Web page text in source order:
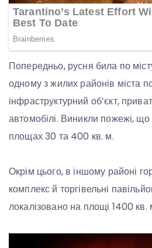
Попередньо, русня била по
одному з жилих районів міста
інфраструктурний об’єкт,
автомобілі. Виникли пожежі, що
площах 30 та 400 кв. м.
Окрім цього, в іншому районі
комплекс й торгівельні
локалізовано на площі 1400 кв.